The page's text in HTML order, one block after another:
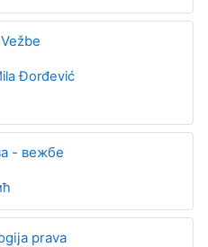
Đorđević
- вежбе
prava